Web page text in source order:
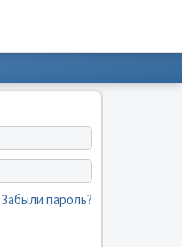
Забыли пароль?